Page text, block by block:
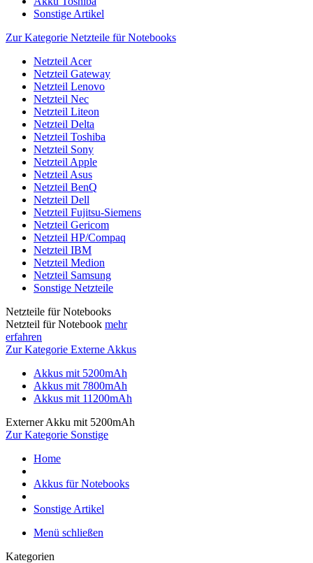
Sonstige Artikel
Zur Kategorie Netzteile für Notebooks
Netzteil Acer
Netzteil Gateway
Netzteil Lenovo
Netzteil Nec
Netzteil Liteon
Netzteil Delta
Netzteil Toshiba
Netzteil Sony
Netzteil Apple
Netzteil Asus
Netzteil BenQ
Netzteil Dell
Netzteil Fujitsu-Siemens
Netzteil Gericom
Netzteil HP/Compaq
Netzteil IBM
Netzteil Medion
Netzteil Samsung
Sonstige Netzteile
Netzteile für Notebooks
Netzteil für Notebook mehr
erfahren
Zur Kategorie Externe Akkus
Akkus mit 5200mAh
Akkus mit 7800mAh
Akkus mit 11200mAh
Externer Akku mit 5200mAh
Zur Kategorie Sonstige
Home
Akkus für Notebooks
Sonstige Artikel
Menü schließen
Kategorien